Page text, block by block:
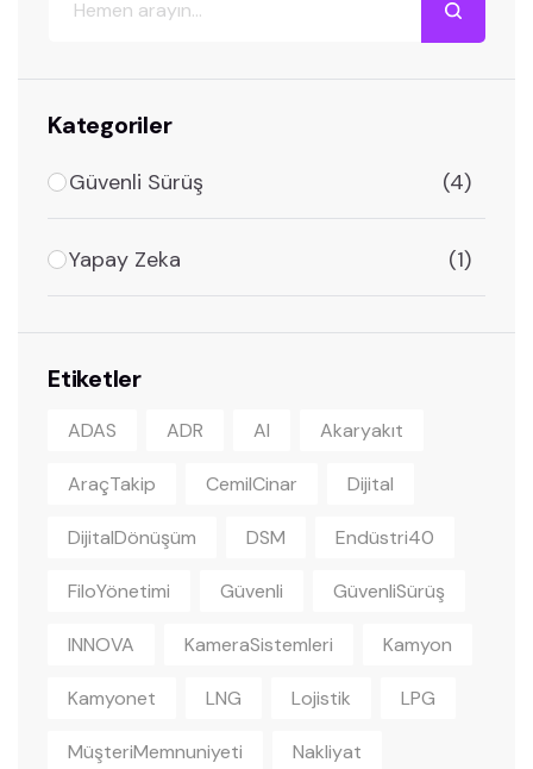
Kategoriler
Güvenli Sürüş (4)
Yapay Zeka (1)
Etiketler
ADAS ADR AI Akaryakıt
AraçTakip CemilCinar Dijital
DijitalDönüşüm DSM Endüstri40
FiloYönetimi Güvenli GüvenliSürüş
INNOVA KameraSistemleri Kamyon
Kamyonet LNG Lojistik LPG
MüşteriMemnuniyeti Nakliyat